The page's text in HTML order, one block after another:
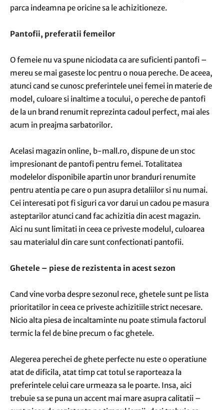
parca indeamna pe oricine sa le achizitioneze.
Pantofii, preferatii femeilor
O femeie nu va spune niciodata ca are suficienti pantofi –
mereu se mai gaseste loc pentru o noua pereche. De aceea,
atunci cand se cunosc preferintele unei femei in materie de
model, culoare si inaltime a tocului, o pereche de pantofi
de la un brand renumit reprezinta cadoul perfect, mai ales
acum in preajma sarbatorilor.
Acelasi magazin online, b-mall.ro, dispune de un stoc
impresionant de pantofi pentru femei. Totalitatea
modelelor disponibile apartin unor branduri renumite
pentru atentia pe care o pun asupra detaliilor si nu numai.
Cei interesati pot fi siguri ca vor darui un cadou pe masura
asteptarilor atunci cand fac achizitia din acest magazin.
Aici nu sunt limitati in ceea ce priveste modelul, culoarea
sau materialul din care sunt confectionati pantofii.
Ghetele – piese de rezistenta in acest sezon
Cand vine vorba despre sezonul rece, ghetele sunt pe lista
prioritatilor in ceea ce priveste achizitiile strict necesare.
Nicio alta piesa de incaltaminte nu poate stimula factorul
termic la fel de bine precum o fac ghetele.
Alegerea perechei de ghete perfecte nu este o operatiune
atat de dificila, atat timp cat totul se raporteaza la
preferintele celui care urmeaza sa le poarte. Insa, aici
trebuie sa se puna un accent mai mare asupra calitatii –